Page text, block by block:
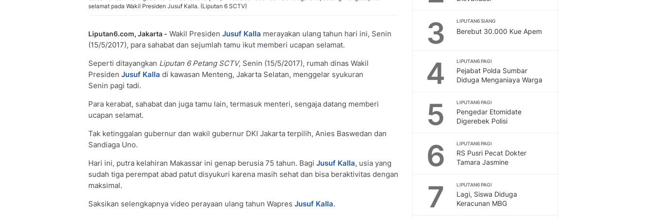
selamat pada Wakil Presiden Jusuf Kalla. (Liputan 6 SCTV)
Liputan6.com, Jakarta - Wakil Presiden Jusuf Kalla merayakan ulang tahun hari ini, Senin
(15/5/2017), para sahabat dan sejumlah tamu ikut memberi ucapan selamat.
Seperti ditayangkan Liputan 6 Petang SCTV, Senin (15/5/2017), rumah dinas Wakil
Presiden Jusuf Kalla di kawasan Menteng, Jakarta Selatan, menggelar syukuran
Senin pagi tadi.
Para kerabat, sahabat dan juga tamu lain, termasuk menteri, sengaja datang memberi
ucapan selamat.
Tak ketinggalan gubernur dan wakil gubernur DKI Jakarta terpilih, Anies Baswedan dan
Sandiaga Uno.
Hari ini, putra kelahiran Makassar ini genap berusia 75 tahun. Bagi Jusuf Kalla, usia yang
sudah tiga perempat abad patut disyukuri karena masih sehat dan bisa beraktivitas dengan
maksimal.
Saksikan selengkapnya video perayaan ulang tahun Wapres Jusuf Kalla.
3 LIPUTAN6 SIANG
Berebut 30.000 Kue Apem
4 LIPUTAN6 PAGI
Pejabat Polda Sumbar
Diduga Menganiaya Warga
5 LIPUTAN6 PAGI
Pengedar Etomidate
Digerebek Polisi
6 LIPUTAN6 PAGI
RS Pusri Pecat Dokter
Tamara Jasmine
7 LIPUTAN6 PAGI
Lagi, Siswa Diduga
Keracunan MBG